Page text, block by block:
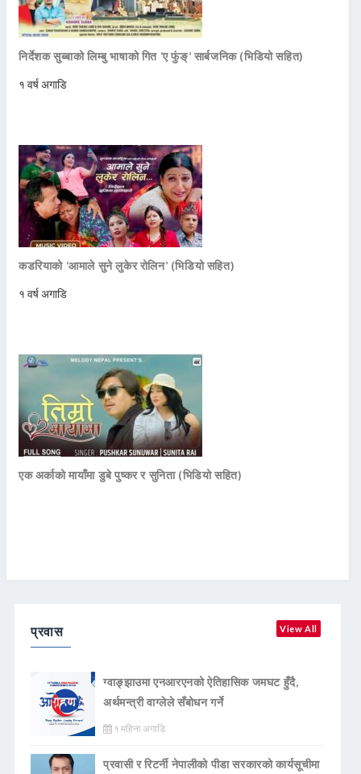
निर्देशक सुब्बाको लिम्बु भाषाको गित ‘ए फुंङ्’ सार्बजनिक (भिडियो सहित)
१ वर्ष अगाडि
कडरियाको ‘आमाले सुने लुकेर रोलिन’ (भिडियो सहित)
१ वर्ष अगाडि
एक अर्काको मायाँमा डुबे पुष्कर र सुनिता (भिडियो सहित)
प्रवास View All
ग्वाङ्झाउमा एनआरएनको ऐतिहासिक जमघट हुँदै,
अर्थमन्त्री वाग्लेले सँबोधन गर्ने
१ महिना अगाडि
प्रवासी र रिटर्नी नेपालीको पीडा सरकारको कार्यसूचीमा